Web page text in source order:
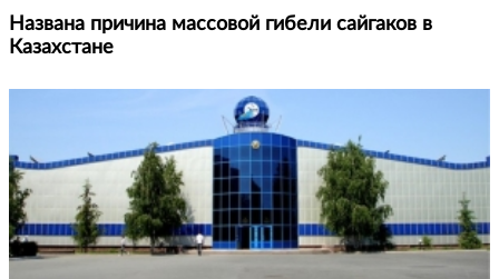
Названа причина массовой гибели сайгаков в
Казахстане